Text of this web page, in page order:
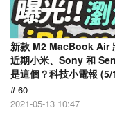
新款 M2 MacBook Air
近期小米、Sony 和
是這個？科技小電報 (5/
# 60
2021-05-13 10:47